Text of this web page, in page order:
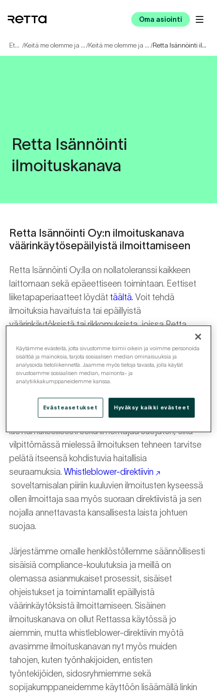
Oma asiointi
Etusivu / Keitä me olemme ja mihin uskomme / Keitä me olemme ja mihin uskomme / Retta Isännöinti ilmoituskanava
Retta Isännöinti
ilmoituskanava
Retta Isännöinti Oy:n ilmoituskanava
väärinkäytösepäilyistä ilmoittamiseen
Retta Isännöinti Oy:lla on nollatoleranssi kaikkeen
laittomaan sekä epäeettiseen toimintaan. Eettiset
liiketapaperiaatteet löydät täältä. Voit tehdä
ilmoituksia havaituista tai epäillyistä
väärinkäytöksistä tai rikkomuksista, joissa Retta
osallisena tai joka muutoin liittyy näihin yrityksiin tai
niiden toimintaan. Meille on tärkeää, että myös
meidän yhteistyökumppanimme ja alihankkijamme
Käsittelemme kaikki ilmoitukset huolellisesti ja
luottamuksellisesti sekä ilmoittajaa suojaten, eikä
vilpittömässä mielessä ilmoituksen tehneen tarvitse
pelätä itseensä kohdistuvia haitallisia
seuraamuksia. Whistleblower-direktiivin
soveltamisalan piiriin kuuluvien ilmoitusten kyseessä
ollen ilmoittaja saa myös suoraan direktiivistä ja sen
nojalla annettavasta kansallisesta laista johtuen
suojaa.
Järjestämme omalle henkilöstöllemme säännöllisesti
sisäisiä compliance-koulutuksia ja meillä on
olemassa asianmukaiset prosessit, sisäiset
ohjeistukset ja toimintamallit epäillyistä
väärinkäytöksistä ilmoittamiseen. Sisäinen
ilmoituskanava on ollut Rettassa käytössä jo
aiemmin, mutta whistleblower-direktiivin myötä
avasimme ilmoituskanavan nyt myös muiden
tahojen, kuten työnhakijoiden, entisten
työntekijöiden, sidosryhmiemme sekä
sopijakumppaneidemme käyttöön lisäämällä linkin
Käytämme evästeitä, jotta sivustomme toimii oikein ja voimme personoida
sisältöä ja mainoksia, tarjota sosiaalisen median ominaisuuksia ja
analysoida tietoliikennettä. Jaamme myös tietoja tavasta, jolla käytät
sivustoamme sosiaalisen median, mainonta- ja
analytiikkakumppaneidemme kanssa.
Evästeasetukset Hyväksy kaikki evästeet